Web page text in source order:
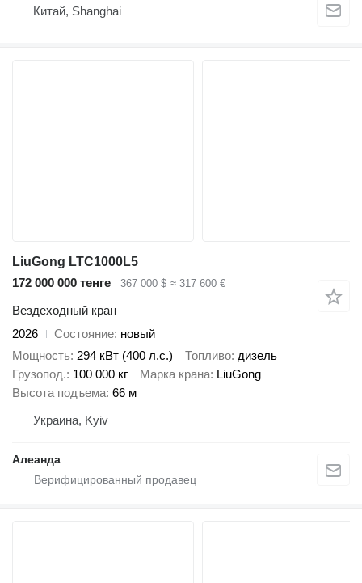
Китай, Shanghai
LiuGong LTC1000L5
172 000 000 тенге
367 000 $ ≈ 317 600 €
Вездеходный кран
2026
Состояние новый
Мощность 294 кВт (400 л.с.) Топливо дизель
Грузопод. 100 000 кг Марка крана LiuGong
Высота подъема 66 м
Украина, Kyiv
Алеанда